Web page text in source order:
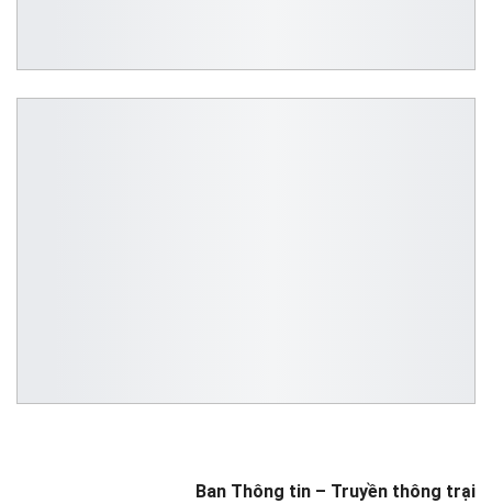
Ban Thông tin – Truyền thông trại